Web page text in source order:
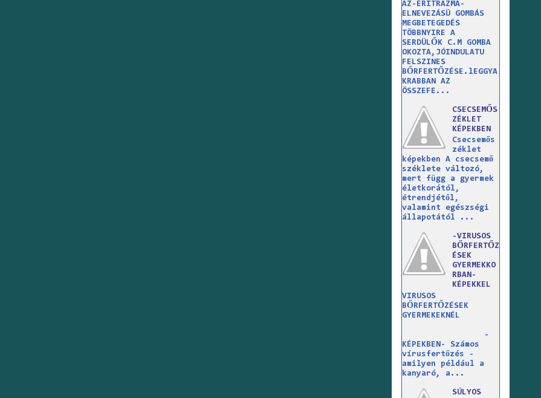
AZ-ERITRAZMA-
ELNEVEZÁSÜ GOMBÁS
MEGBETEGEDÉS
TÖBBNYIRE A
SERDÜLŐK C.M GOMBA
OKOZTA,JÓINDULATU
FELSZINES
BŐRFERTŐZÉSE.lEGGYA
KRABBAN AZ
ÖSSZEFE...
CSECSEMŐS
ZÉKLET
KÉPEKBEN
Csecsemős
zéklet
képekben A csecsemő
széklete változó,
mert függ a gyermek
életkorától,
étrendjétől,
valamint egészségi
állapotától ...
-VIRUSOS
BŐRFERTŐZ
ÉSEK
GYERMEKKO
RBAN-
KÉPEKKEL
VIRUSOS
BŐRFERTŐZÉSEK
GYERMEKEKNÉL
-
KÉPEKBEN- Számos
vírusfertőzés -
amilyen például a
kanyaró, a...
SÚLYOS